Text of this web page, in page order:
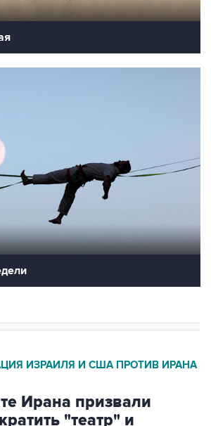
Ирана призвали
"театр" и